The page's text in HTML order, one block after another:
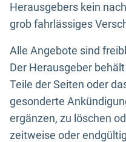
Herausgebers kein
grob fahrlässiges
Alle Angebote sind
Der Herausgeber
Teile der Seiten oder
gesonderte
ergänzen, zu löschen
zeitweise oder